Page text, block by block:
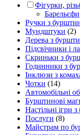
Фігурки,
Барельєфи
Ручки з
Мундштуки (2)
Дерева з
Підсвічники і
Скриньки з
Годинники з
Інклюзи з
Чотки (14)
Автомобільні
Бурштинові
Настільні
Послуги (8)
Майстрам по